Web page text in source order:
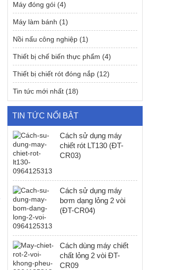
Máy đóng gói (4)
Máy làm bánh (1)
Nồi nấu công nghiệp (1)
Thiết bị chế biến thực phẩm (4)
Thiết bị chiết rót đóng nắp (12)
Tin tức mới nhất (18)
TIN TỨC NỔI BẬT
Cách sử dụng máy
chiết rót LT130 (ĐT-
CR03)
Cách sử dụng máy
bơm dạng lỏng 2 vòi
(ĐT-CR04)
Cách dùng máy chiết
chất lỏng 2 vòi ĐT-
CR09